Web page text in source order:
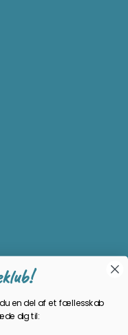
en del af et fællesskab
dig til: